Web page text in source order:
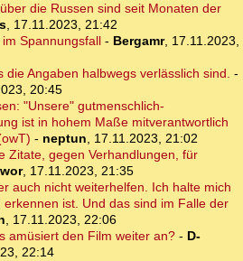
die Russen sind seit Monaten der
, 17.11.2023, 21:42
Spannungsfall- Bergamr, 17.11.2023,
die Angaben halbwegs verlässlich sind. -
20:45
"Unsere" gutmenschlich-
ist in hohem Maße mitverantwortlich
- neptun, 17.11.2023, 21:02
Zitate, gegen Verhandlungen, für
, 17.11.2023, 21:35
auch nicht weiterhelfen. Ich halte mich
ist. Und das sind im Falle der
, 17.11.2023, 22:06
amüsiert den Film weiter an?- D-
22:14